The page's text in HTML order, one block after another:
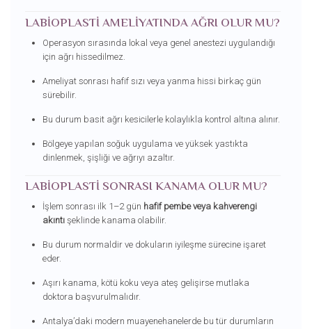
LABIOPLASTI AMELIYATINDA AĞRI OLUR MU?
Operasyon sırasında lokal veya genel anestezi uygulandığı
için ağrı hissedilmez.
Ameliyat sonrası hafif sızı veya yanma hissi birkaç gün
sürebilir.
Bu durum basit ağrı kesicilerle kolaylıkla kontrol altına alınır.
Bölgeye yapılan soğuk uygulama ve yüksek yastıkta
dinlenmek, şişliği ve ağrıyı azaltır.
LABIOPLASTI SONRASI KANAMA OLUR MU?
İşlem sonrası ilk 1–2 gün hafif pembe veya kahverengi
akıntışeklinde kanama olabilir.
Bu durum normaldir ve dokuların iyileşme sürecine işaret
eder.
Aşırı kanama, kötü koku veya ateş gelişirse mutlaka
doktora başvurulmalıdır.
Antalya’daki modern muayenehanelerde bu tür durumların